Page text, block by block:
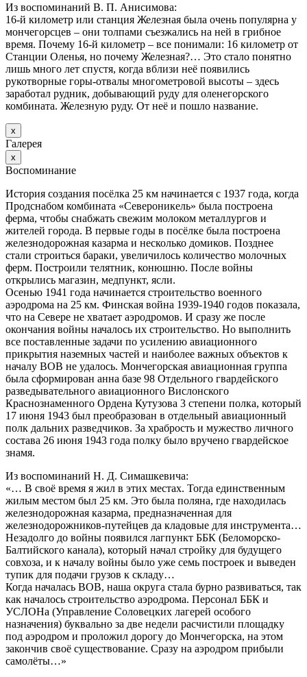
Из воспоминаний В. П. Анисимова:
16-й километр или станция Железная была очень популярна у
мончегорсцев – они толпами съезжались на ней в грибное
время. Почему 16-й километр – все понимали: 16 километр от
Станции Оленья, но почему Железная?… Это стало понятно
лишь много лет спустя, когда вблизи неё появились
рукотворные горы-отвалы многометровой высоты – здесь
заработал рудник, добывающий руду для оленегорского
комбината. Железную руду. От неё и пошло название.
х
Галерея
х
Воспоминание
История создания посёлка 25 км начинается с 1937 года, когда
Продснабом комбината «Североникель» была построена
ферма, чтобы снабжать свежим молоком металлургов и
жителей города. В первые годы в посёлке была построена
железнодорожная казарма и несколько домиков. Позднее
стали строиться бараки, увеличилось количество молочных
ферм. Построили телятник, конюшню. После войны
открылись магазин, медпункт, ясли.
Осенью 1941 года начинается строительство военного
аэродрома на 25 км. Финская война 1939-1940 годов показала,
что на Севере не хватает аэродромов. И сразу же после
окончания войны началось их строительство. Но выполнить
все поставленные задачи по усилению авиационного
прикрытия наземных частей и наиболее важных объектов к
началу ВОВ не удалось. Мончегорская авиационная группа
была сформирован анна базе 98 Отдельного гвардейского
разведывательного авиационного Вислонского
Краснознаменного Ордена Кутузова 3 степени полка, который
17 июня 1943 был преобразован в отдельный авиационный
полк дальних разведчиков. За храбрость и мужество личного
состава 26 июня 1943 года полку было вручено гвардейское
знамя.
Из воспоминаний Н. Д. Симашкевича:
«… В своё время я жил в этих местах. Тогда единственным
жилым местом был 25 км. Это была поляна, где находилась
железнодорожная казарма, предназначенная для
железнодорожников-путейцев да кладовые для инструмента…
Незадолго до войны появился лагпункт ББК (Беломорско-
Балтийского канала), который начал стройку для будущего
совхоза, и к началу войны было уже семь построек и выведен
тупик для подачи грузов к складу…
Когда началась ВОВ, наша округа стала бурно развиваться, так
как началось строительство аэродрома. Персонал ББК и
УСЛОНа (Управление Соловецких лагерей особого
назначения) буквально за две недели расчистили площадку
под аэродром и проложил дорогу до Мончегорска, на этом
закончив своё существование. Сразу на аэродром прибыли
самолёты…»